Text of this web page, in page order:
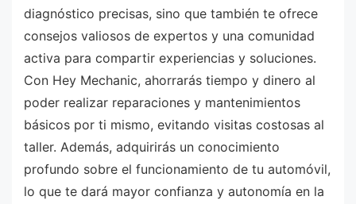
diagnóstico precisas, sino que también te ofrece
consejos valiosos de expertos y una comunidad
activa para compartir experiencias y soluciones.
Con Hey Mechanic, ahorrarás tiempo y dinero al
poder realizar reparaciones y mantenimientos
básicos por ti mismo, evitando visitas costosas al
taller. Además, adquirirás un conocimiento
profundo sobre el funcionamiento de tu automóvil,
lo que te dará mayor confianza y autonomía en la